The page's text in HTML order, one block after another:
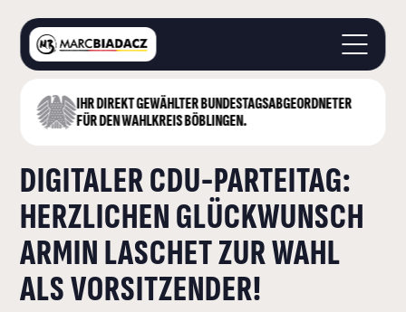
IHR DIREKT GEWÄHLTER BUNDESTAGS­ABGEORDNETER
FÜR DEN WAHLKREIS BÖBLINGEN.
STARTSEITE
LANDKREIS BÖBLINGEN
DEUTSCHER BUNDESTAG
AKTUELLES
KONTAKT
DIGITALER CDU-PARTEITAG:
HERZLICHEN GLÜCKWUNSCH
ARMIN LASCHET ZUR WAHL
ALS VORSITZENDER!